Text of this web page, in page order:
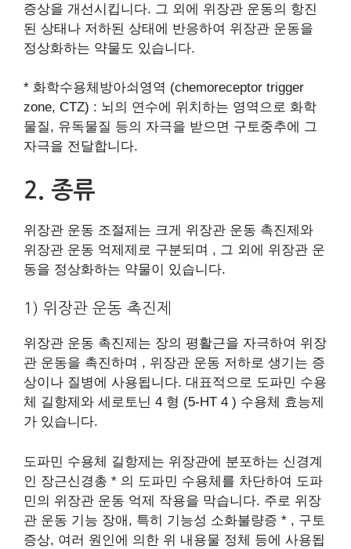
증상을 개선시킵니다. 그 외에 위장관 운동의 항진
된 상태나 저하된 상태에 반응하여 위장관 운동을
정상화하는 약물도 있습니다.
​* 화학수용체방아쇠영역 (chemoreceptor trigger
zone, CTZ) : 뇌의 연수에 위치하는 영역으로 화학
물질, 유독물질 등의 자극을 받으면 구토중추에 그
자극을 전달합니다.
​2. 종류
위장관 운동 조절제는 크게 위장관 운동 촉진제와
위장관 운동 억제제로 구분되며 , 그 외에 위장관 운
동을 정상화하는 약물이 있습니다.
1) 위장관 운동 촉진제
위장관 운동 촉진제는 장의 평활근을 자극하여 위장
관 운동을 촉진하며 , 위장관 운동 저하로 생기는 증
상이나 질병에 사용됩니다. 대표적으로 도파민 수용
체 길항제와 세로토닌 4 형 (5-HT 4 ) 수용체 효능제
가 있습니다.
​도파민 수용체 길항제는 위장관에 분포하는 신경계
인 장근신경총 * 의 도파민 수용체를 차단하여 도파
민의 위장관 운동 억제 작용을 막습니다. 주로 위장
관 운동 기능 장애, 특히 기능성 소화불량증 * , 구토
증상, 여러 원인에 의한 위 내용물 정체 등에 사용됩